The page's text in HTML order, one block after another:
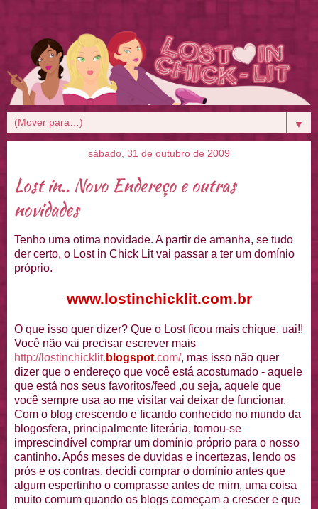
▼
sábado, 31 de outubro de 2009
Lost in.. Novo Endereço e outras
novidades
Tenho uma otima novidade. A partir de amanha, se tudo
der certo, o Lost in Chick Lit vai passar a ter um domínio
próprio.
www.lostinchicklit.com.br
O que isso quer dizer? Que o Lost ficou mais chique, uai!!
Você não vai precisar escrever mais
http://lostinchicklit. blogspot.com/, mas isso não quer
dizer que o endereço que você está acostumado - aquele
que está nos seus favoritos/feed ,ou seja, aquele que
você sempre usa ao me visitar vai deixar de funcionar.
Com o blog crescendo e ficando conhecido no mundo da
blogosfera, principalmente literária, tornou-se
imprescindível comprar um domínio próprio para o nosso
cantinho. Após meses de duvidas e incertezas, lendo os
prós e os contras, decidi comprar o domínio antes que
algum espertinho o comprasse antes de mim, uma coisa
muito comum quando os blogs começam a crescer e que